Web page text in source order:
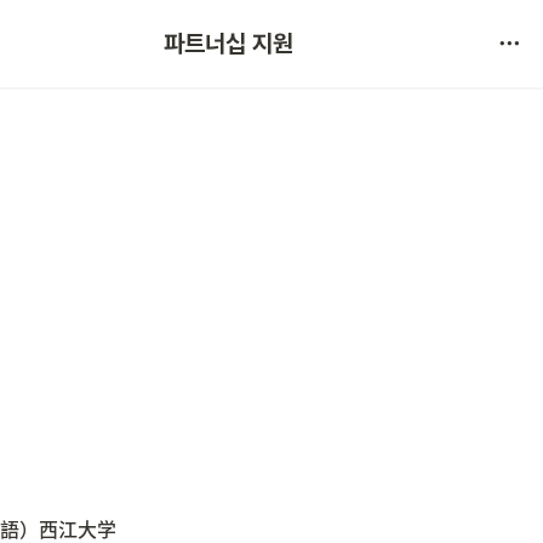
파트너십 지원
서비스 불만 사항 제보
語）西江大学